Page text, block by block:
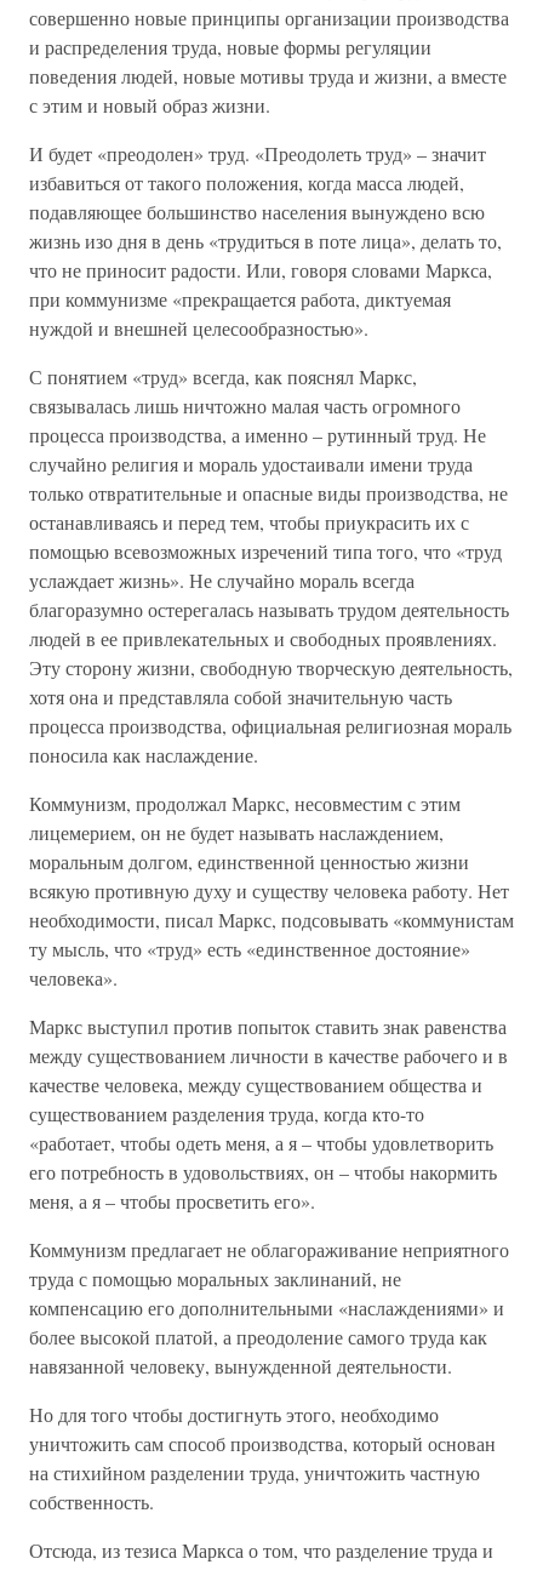
совершенно новые принципы организации производства
и распределения труда, новые формы регуляции
поведения людей, новые мотивы труда и жизни, а вместе
с этим и новый образ жизни.
И будет «преодолен» труд. «Преодолеть труд» – значит
избавиться от такого положения, когда масса людей,
подавляющее большинство населения вынуждено всю
жизнь изо дня в день «трудиться в поте лица», делать то,
что не приносит радости. Или, говоря словами Маркса,
при коммунизме «прекращается работа, диктуемая
нуждой и внешней целесообразностью».
С понятием «труд» всегда, как пояснял Маркс,
связывалась лишь ничтожно малая часть огромного
процесса производства, а именно – рутинный труд. Не
случайно религия и мораль удостаивали имени труда
только отвратительные и опасные виды производства, не
останавливаясь и перед тем, чтобы приукрасить их с
помощью всевозможных изречений типа того, что «труд
услаждает жизнь». Не случайно мораль всегда
благоразумно остерегалась называть трудом деятельность
людей в ее привлекательных и свободных проявлениях.
Эту сторону жизни, свободную творческую деятельность,
хотя она и представляла собой значительную часть
процесса производства, официальная религиозная мораль
поносила как наслаждение.
Коммунизм, продолжал Маркс, несовместим с этим
лицемерием, он не будет называть наслаждением,
моральным долгом, единственной ценностью жизни
всякую противную духу и существу человека работу. Нет
необходимости, писал Маркс, подсовывать «коммунистам
ту мысль, что «труд» есть «единственное достояние»
человека».
Маркс выступил против попыток ставить знак равенства
между существованием личности в качестве рабочего и в
качестве человека, между существованием общества и
существованием разделения труда, когда кто-то
«работает, чтобы одеть меня, а я – чтобы удовлетворить
его потребность в удовольствиях, он – чтобы накормить
меня, а я – чтобы просветить его».
Коммунизм предлагает не облагораживание неприятного
труда с помощью моральных заклинаний, не
компенсацию его дополнительными «наслаждениями» и
более высокой платой, а преодоление самого труда как
навязанной человеку, вынужденной деятельности.
Но для того чтобы достигнуть этого, необходимо
уничтожить сам способ производства, который основан
на стихийном разделении труда, уничтожить частную
собственность.
Отсюда, из тезиса Маркса о том, что разделение труда и